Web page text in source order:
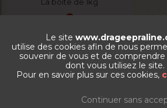
La boite de 1kg
5,90€
VOIR LE PRODUIT
Le site
utilise des cookies afin de nous
souvenir de vous et de comprendre
dont vous utilisez le site.
Pour en savoir plus sur ces cookies,
Continuer sans